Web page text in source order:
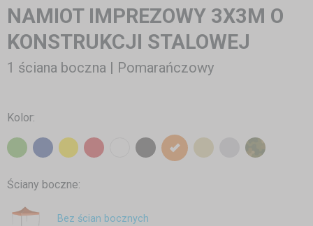
NAMIOT IMPREZOWY 3X3M O
KONSTRUKCJI STALOWEJ
1 ściana boczna | Pomarańczowy
Kolor:
Ściany boczne:
Bez ścian bocznych